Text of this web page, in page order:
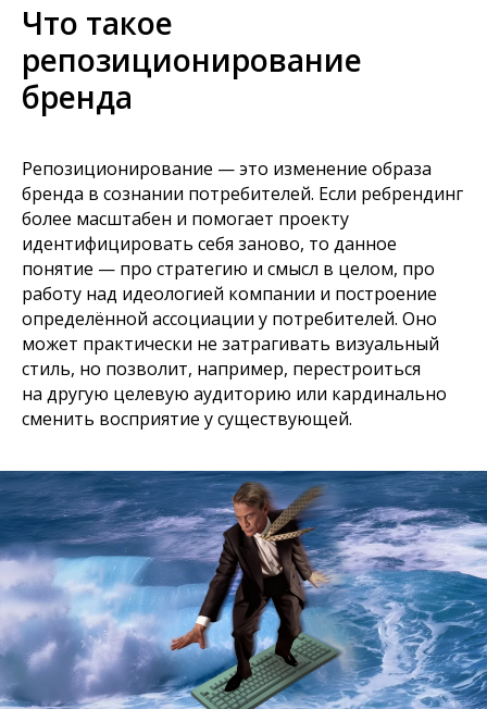
Что такое
репозиционирование
бренда
Репозиционирование — это изменение образа
бренда в сознании потребителей. Если ребрендинг
более масштабен и помогает проекту
идентифицировать себя заново, то данное
понятие — про стратегию и смысл в целом, про
работу над идеологией компании и построение
определённой ассоциации у потребителей. Оно
может практически не затрагивать визуальный
стиль, но позволит, например, перестроиться
на другую целевую аудиторию или кардинально
сменить восприятие у существующей.
Кстати,
мы разрабатываем
позиционирование
бренда